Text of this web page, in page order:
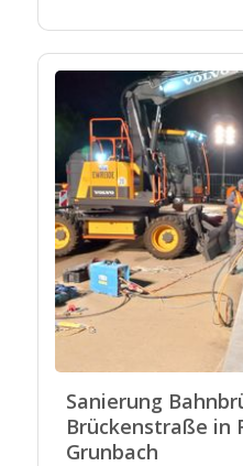
Sanierung
Brückenstraße in
Grunbach